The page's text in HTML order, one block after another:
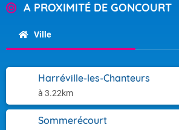
A PROXIMITÉ DE GONCOURT
Ville
Harréville-les-Chanteurs
à 3.22km
Sommerécourt